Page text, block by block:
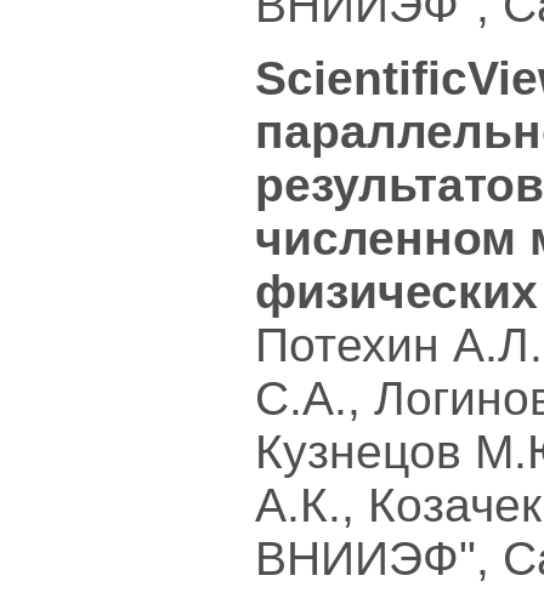
численном
Потехин
С.А.,
Кузнецов
А.К.,
ВНИИЭФ",